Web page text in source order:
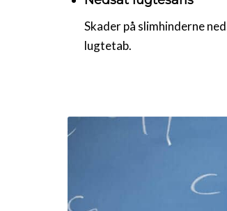
Skader på slimhinderne
lugtetab.